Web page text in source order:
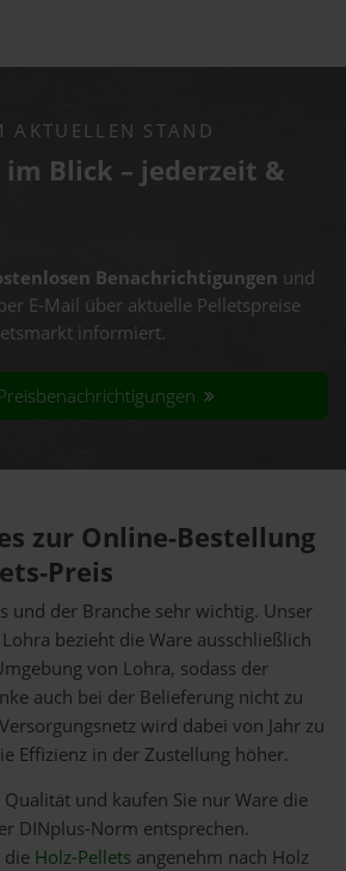
AKTUELLEN STAND
Blick – jederzeit &
Benachrichtigungen und
E-Mail über aktuelle Pelletspreise
informiert.
zur Online-Bestellung
Preis
und der Branche sehr wichtig. Unser
bezieht die Ware ausschließlich
von Lohra, sodass der
auch bei der Belieferung nicht zu
wird dabei von Jahr zu
Effizienz in der Zustellung höher.
und kaufen Sie nur Ware die
DINplus-Norm entsprechen.
die Holz-Pellets angenehm nach Holz